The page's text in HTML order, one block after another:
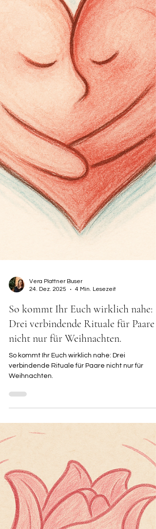
Vera Plattner Buser
So kommt Ihr Euch wirklich nahe:
Drei verbindende Rituale für Paare
So kommt Ihr Euch wirklich nahe: Drei
verbindende Rituale für Paare nicht nur für